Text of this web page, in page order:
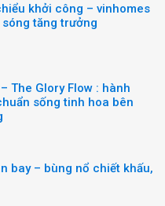
khởi công – vinhomes
tăng trưởng
The Glory Flow : hành
sống tinh hoa bên
bay – bùng nổ chiết khấu,